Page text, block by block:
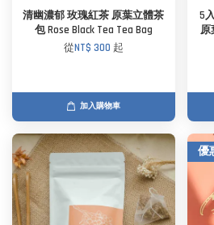
清幽濃郁 玫瑰紅茶 原葉立體茶
包 Rose Black Tea Tea Bag
從NT$ 300 起
加入購物車
5
原
優